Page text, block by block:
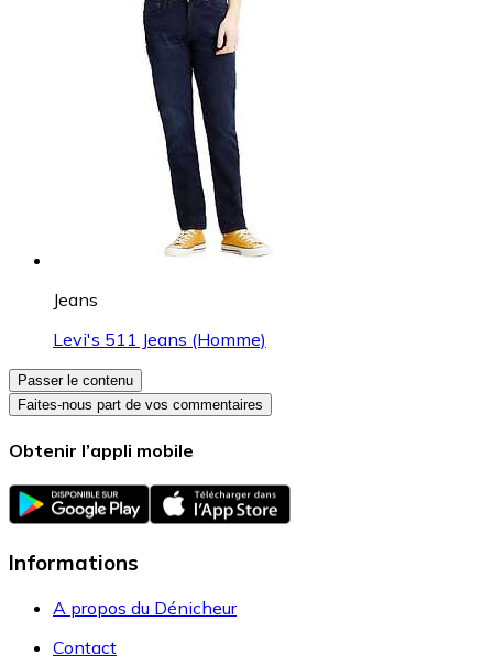
Jeans
Levi's 511 Jeans (Homme)
Passer le contenu
Faites-nous part de vos commentaires
Obtenir l’appli mobile
Informations
A propos du Dénicheur
Contact